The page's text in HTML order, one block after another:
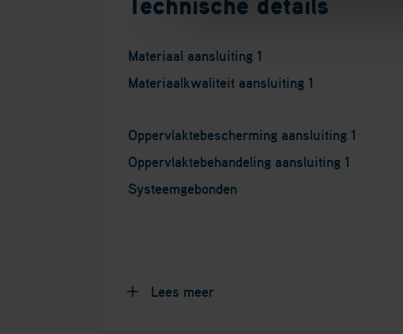
Materiaal aansluiting 1
Materiaalkwaliteit aansluiting 1
Oppervlaktebescherming aansluiting 1
Oppervlaktebehandeling aansluiting 1
Systeemgebonden
Lees meer